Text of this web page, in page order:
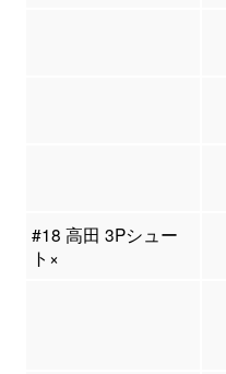
#18 高田 3Pシュー
ト×